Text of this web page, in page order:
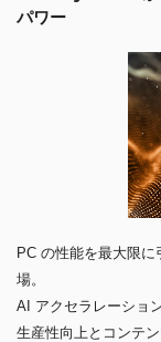
パワー
PC の性能を最大限
場。
AI アクセラレーショ
生産性向上とコンテ